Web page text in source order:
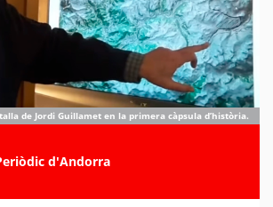
de Jordi Guillamet en la primera càpsula d’història.
d'Andorra